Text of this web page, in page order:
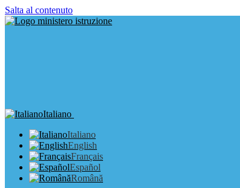
Salta al contenuto
Italiano
Italiano
English
Français
Español
Română